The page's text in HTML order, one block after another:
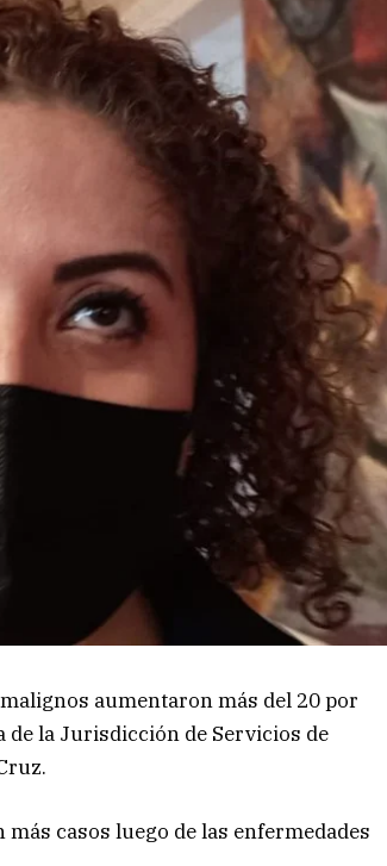
aumentaron más del 20 por
de la Jurisdicción de Servicios de
casos luego de las enfermedades